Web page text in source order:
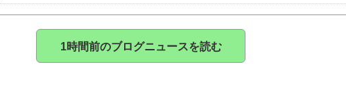
1時間前のブログニュースを読む